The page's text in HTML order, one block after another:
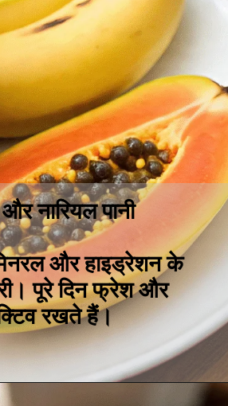
नारियल पानी
और हाइड्रेशन के
पूरे दिन फ्रेश और
रखते हैं।